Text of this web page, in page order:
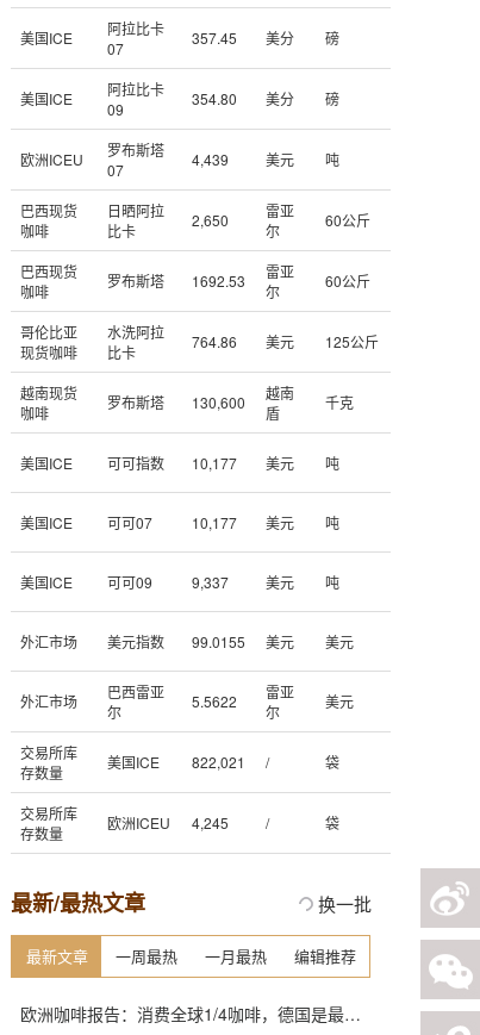
美国ICE
阿拉比卡
07
357.45 美分 磅
美国ICE
阿拉比卡
09
354.80 美分 磅
欧洲ICEU
罗布斯塔
07
4,439 美元 吨
巴西现货
咖啡
日晒阿拉
比卡
2,650
雷亚
尔
60公斤
巴西现货
咖啡
罗布斯塔 1692.53
雷亚
尔
60公斤
哥伦比亚
现货咖啡
水洗阿拉
比卡
764.86 美元 125公斤
越南现货
咖啡
罗布斯塔 130,600
越南
盾
千克
美国ICE 可可指数 10,177 美元 吨
美国ICE 可可07 10,177 美元 吨
美国ICE 可可09 9,337 美元 吨
外汇市场 美元指数 99.0155 美元 美元
外汇市场
巴西雷亚
尔
5.5622
雷亚
尔
美元
交易所库
存数量
美国ICE 822,021 / 袋
交易所库
存数量
欧洲ICEU 4,245 / 袋
最新/最热文章 换一批
最新文章 一周最热 一月最热 编辑推荐
欧洲咖啡报告：消费全球1/4咖啡，德国是最大进口国，意大利在烘焙咖啡生产中领先